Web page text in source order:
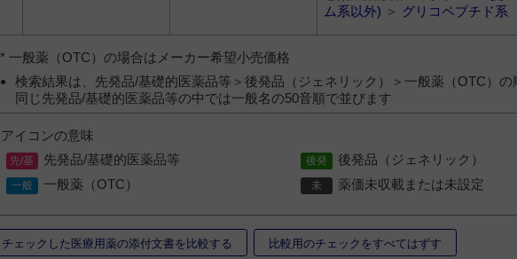
ム系以外) ＞ グリコペプチド系
* 一般薬（OTC）の場合はメーカー希望小売価格
検索結果は、先発品/基礎的医薬品等＞後発品（ジェネリック）＞一般薬（OTC）の
同じ先発品/基礎的医薬品等の中では一般名の50音順で並びます
アイコンの意味
先発品/基礎的医薬品等
後発品（ジェネリック）
一般薬（OTC）
薬価未収載または未設定
チェックした医療用薬の添付文書を比較する 比較用のチェックをすべてはずす